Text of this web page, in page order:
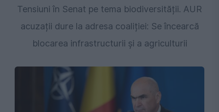
Tensiuni în Senat pe tema biodiversității. AUR
acuzații dure la adresa coaliției: Se încearcă
blocarea infrastructurii și a agriculturii